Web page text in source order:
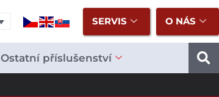
SERVIS O NÁS
Ostatní příslušenství